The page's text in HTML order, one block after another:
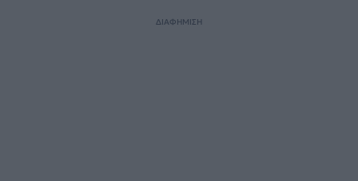
ΔΙΑΦΗΜΙΣΗ